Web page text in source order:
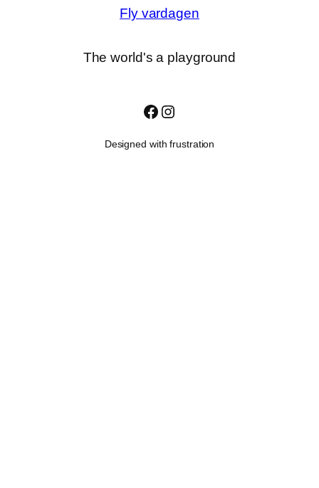
Fly vardagen
The world's a playground
Facebook
Instagram
Designed with frustration